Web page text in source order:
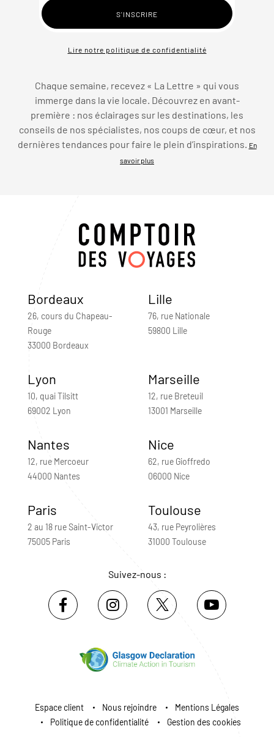
Lire notre politique de confidentialité
Chaque semaine, recevez « La Lettre » qui vous
immerge dans la vie locale. Découvrez en avant-
première : nos éclairages sur les destinations, les
conseils de nos spécialistes, nos coups de cœur, et nos
dernières tendances pour faire le plein d’inspirations. En
savoir plus
Bordeaux
26, cours du Chapeau-
Rouge
33000 Bordeaux
Lille
76, rue Nationale
59800 Lille
Lyon
10, quai Tilsitt
69002 Lyon
Marseille
12, rue Breteuil
13001 Marseille
Nantes
12, rue Mercoeur
44000 Nantes
Nice
62, rue Gioffredo
06000 Nice
Paris
2 au 18 rue Saint-Victor
75005 Paris
Toulouse
43, rue Peyrolières
31000 Toulouse
Suivez-nous :
Espace client Nous rejoindre
Mentions Légales
Politique de confidentialité
Gestion des cookies